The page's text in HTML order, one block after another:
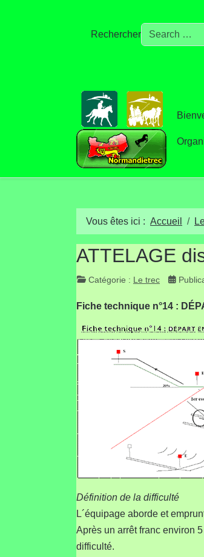
Rechercher
Vous êtes ici : Accueil
ATTELAGE
Catégorie : Le trec
Fiche technique n°14 :
Définition de la difficulté
L´équipage aborde et
Après un arrêt franc environ
difficulté.